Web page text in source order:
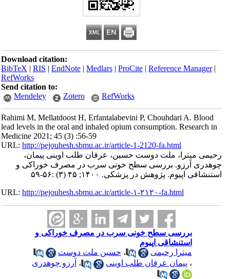
Download citation:
BibTeX|RIS|EndNote|Medlars|ProCite|Reference Manager
RefWorks
Send citation to:
Mendeley
Zotero RefWorks
Rahimi M, Mellatdoost H, Erfantalabevini P, Chouhdari A. Blood
lead levels in the oral and inhaled opium consumption. Research in
Medicine 2021; 45 (3) :56-59
URL:http://pejouhesh.sbmu.ac.ir/article-1-2120-fa.html
رحیمی میترا، ملت دوست حسین، عرفان طلب اوینی پیمان،
چوهدری آرزو. بررسی سطح خونی سرب در مصرف خوراکی و
استنشاقی اپیوم. پژوهش در پزشکی. ۱۴۰۰; ۴۵ (۳) :۵۶-۵۹
URL:http://pejouhesh.sbmu.ac.ir/article-۱-۲۱۲۰-fa.html
بررسی سطح خونی سرب در مصرف خوراکی و
استنشاقی اپیوم
میترا رحیمی
،حسین ملت دوست
پیمان عرفان طلب اوینی ،آرزو چوهدری